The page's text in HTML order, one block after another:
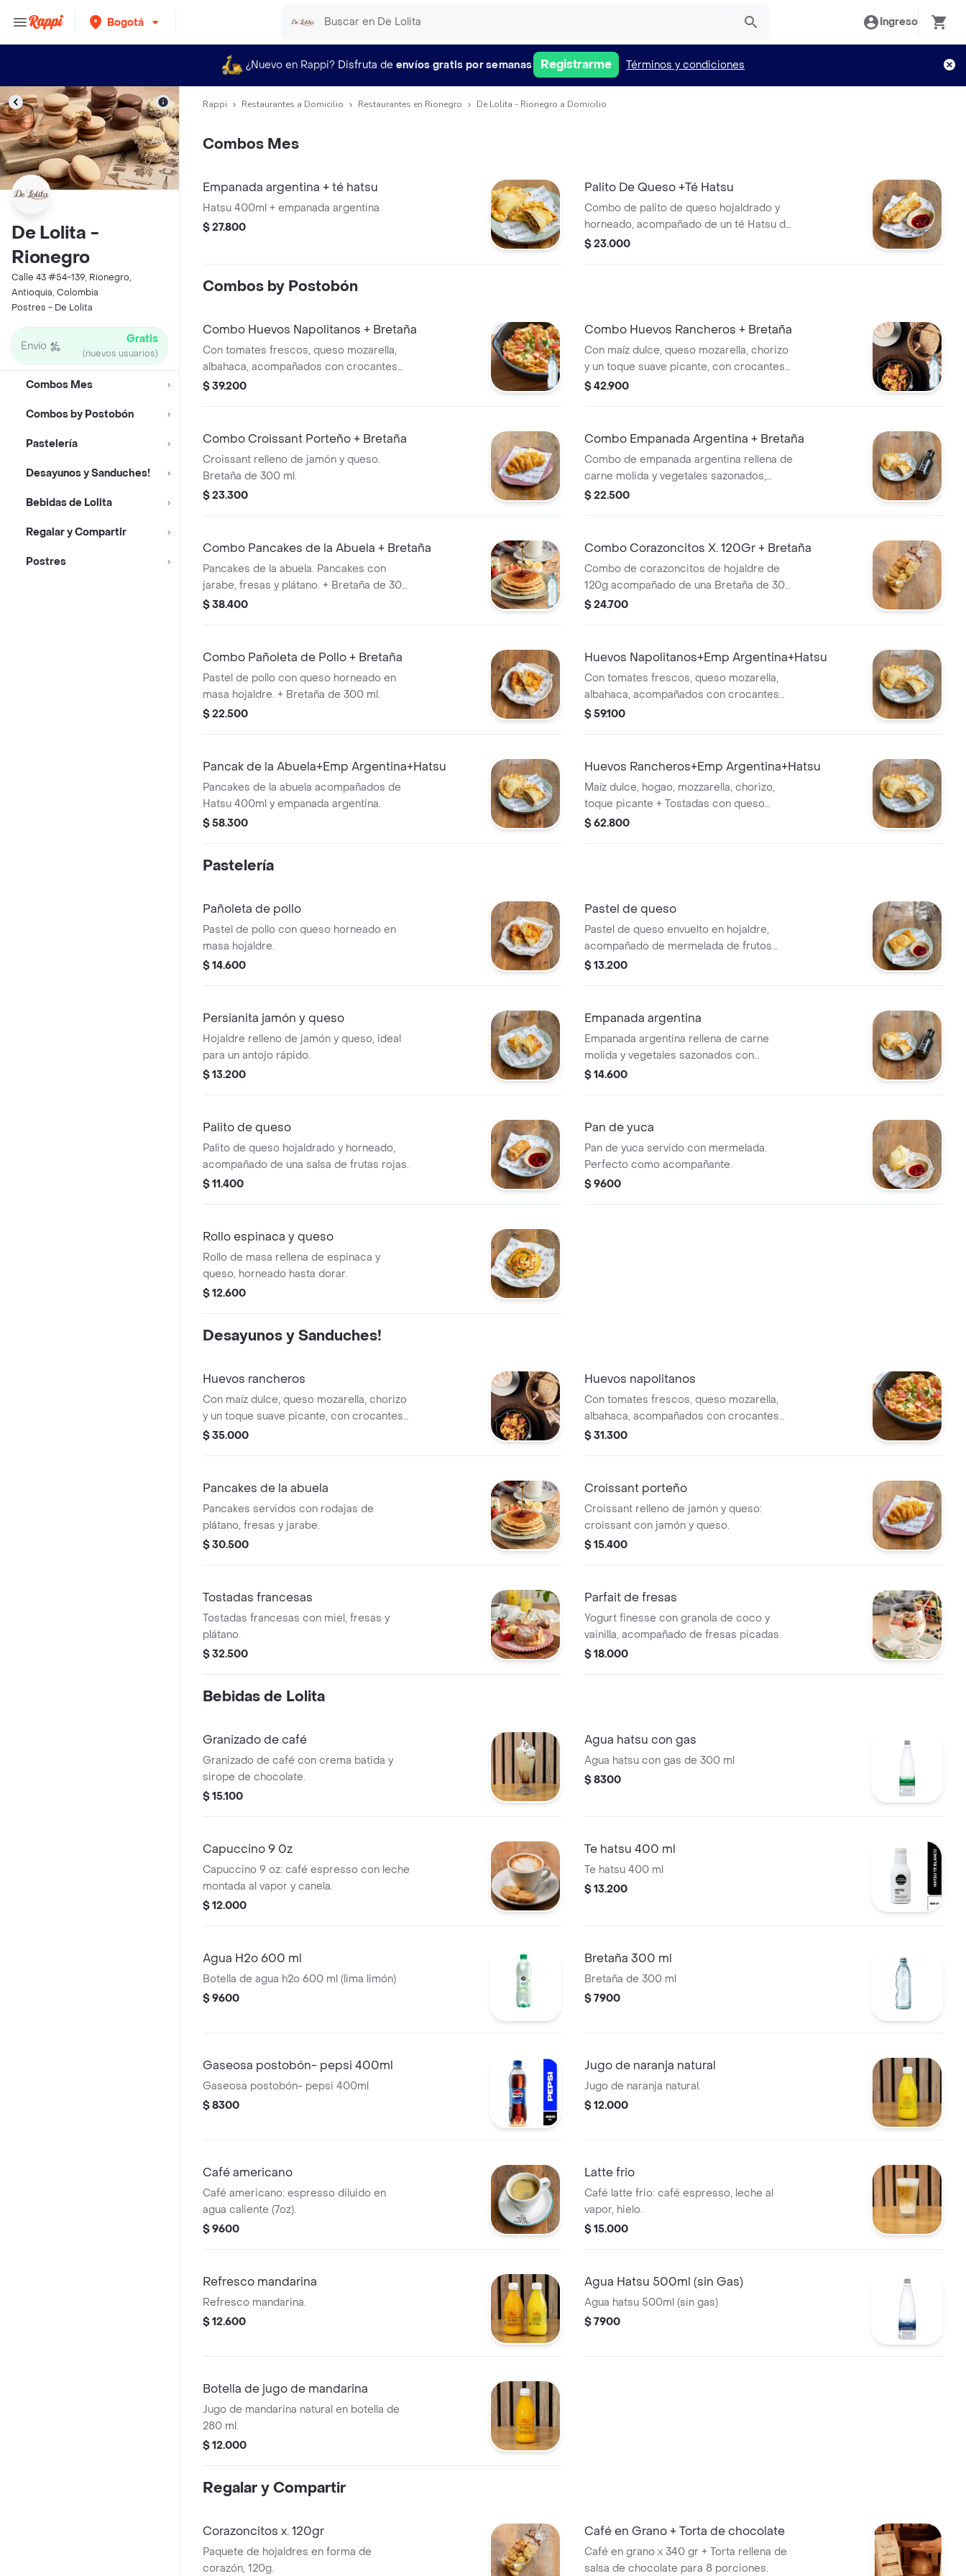
Bogotá Ingreso
¿Nuevo en Rappi? Disfruta de envíos gratis por semanas Registrarme Términos y condiciones
De Lolita -
Rionegro
Calle 43 #54-139, Rionegro,
Antioquia, Colombia
Postres - De Lolita
Envío Gratis
(nuevos usuarios)
Combos Mes
Combos by Postobón
Pastelería
Desayunos y Sanduches!
Bebidas de Lolita
Regalar y Compartir
Postres
Rappi Restaurantes a Domicilio Restaurantes en Rionegro De Lolita - Rionegro a Domicilio
Combos Mes
Empanada argentina + té hatsu
Hatsu 400ml + empanada argentina
$ 27.800
Palito De Queso +Té Hatsu
Combo de palito de queso hojaldrado y
horneado, acompañado de un té Hatsu de
400 ml.
$ 23.000
Combos by Postobón
Combo Huevos Napolitanos + Bretaña
Con tomates frescos, queso mozarella,
albahaca, acompañados con crocantes
tostadas de pan, queso crema y
$ 39.200
Combo Huevos Rancheros + Bretaña
Con maíz dulce, queso mozarella, chorizo
y un toque suave picante, con crocantes
tostadas de pan, queso crema y
$ 42.900
Combo Croissant Porteño + Bretaña
Croissant relleno de jamón y queso.
Bretaña de 300 ml.
$ 23.300
Combo Empanada Argentina + Bretaña
Combo de empanada argentina rellena de
carne molida y vegetales sazonados,
acompañado de una bebida Hatsu tea.
$ 22.500
Combo Pancakes de la Abuela + Bretaña
Pancakes de la abuela. Pancakes con
jarabe, fresas y plátano. + Bretaña de 300
ml.
$ 38.400
Combo Corazoncitos X. 120Gr + Bretaña
Combo de corazoncitos de hojaldre de
120g acompañado de una Bretaña de 300
ml.
$ 24.700
Combo Pañoleta de Pollo + Bretaña
Pastel de pollo con queso horneado en
masa hojaldre. + Bretaña de 300 ml.
$ 22.500
Huevos Napolitanos+Emp Argentina+Hatsu
Con tomates frescos, queso mozarella,
albahaca, acompañados con crocantes
tostadas de pan, queso crema y
$ 59.100
Pancak de la Abuela+Emp Argentina+Hatsu
Pancakes de la abuela acompañados de
Hatsu 400ml y empanada argentina.
$ 58.300
Huevos Rancheros+Emp Argentina+Hatsu
Maíz dulce, hogao, mozzarella, chorizo,
toque picante + Tostadas con queso
crema y mermelada + Hatsu 400ml +
$ 62.800
Pastelería
Pañoleta de pollo
Pastel de pollo con queso horneado en
masa hojaldre.
$ 14.600
Pastel de queso
Pastel de queso envuelto en hojaldre,
acompañado de mermelada de frutos
rojos.
$ 13.200
Persianita jamón y queso
Hojaldre relleno de jamón y queso, ideal
para un antojo rápido.
$ 13.200
Empanada argentina
Empanada argentina rellena de carne
molida y vegetales sazonados con
especias.
$ 14.600
Palito de queso
Palito de queso hojaldrado y horneado,
acompañado de una salsa de frutas rojas.
$ 11.400
Pan de yuca
Pan de yuca servido con mermelada.
Perfecto como acompañante.
$ 9600
Rollo espinaca y queso
Rollo de masa rellena de espinaca y
queso, horneado hasta dorar.
$ 12.600
Desayunos y Sanduches!
Huevos rancheros
Con maíz dulce, queso mozarella, chorizo
y un toque suave picante, con crocantes
tostadas de pan, queso crema y
$ 35.000
Huevos napolitanos
Con tomates frescos, queso mozarella,
albahaca, acompañados con crocantes
tostadas de pan, queso crema y
$ 31.300
Pancakes de la abuela
Pancakes servidos con rodajas de
plátano, fresas y jarabe.
$ 30.500
Croissant porteño
Croissant relleno de jamón y queso:
croissant con jamón y queso.
$ 15.400
Tostadas francesas
Tostadas francesas con miel, fresas y
plátano.
$ 32.500
Parfait de fresas
Yogurt finesse con granola de coco y
vainilla, acompañado de fresas picadas.
$ 18.000
Bebidas de Lolita
Granizado de café
Granizado de café con crema batida y
sirope de chocolate.
$ 15.100
Agua hatsu con gas
Agua hatsu con gas de 300 ml
$ 8300
Capuccino 9 0z
Capuccino 9 oz: café espresso con leche
montada al vapor y canela.
$ 12.000
Te hatsu 400 ml
Te hatsu 400 ml
$ 13.200
Agua H2o 600 ml
Botella de agua h2o 600 ml (lima limón)
$ 9600
Bretaña 300 ml
Bretaña de 300 ml
$ 7900
Gaseosa postobón- pepsi 400ml
Gaseosa postobón- pepsi 400ml
$ 8300
Jugo de naranja natural
Jugo de naranja natural.
$ 12.000
Café americano
Café americano: espresso diluido en
agua caliente (7oz).
$ 9600
Latte frio
Café latte frio: café espresso, leche al
vapor, hielo.
$ 15.000
Refresco mandarina
Refresco mandarina.
$ 12.600
Agua Hatsu 500ml (sin Gas)
Agua hatsu 500ml (sin gas)
$ 7900
Botella de jugo de mandarina
Jugo de mandarina natural en botella de
280 ml.
$ 12.000
Regalar y Compartir
Corazoncitos x. 120gr
Paquete de hojaldres en forma de
corazón, 120g.
Café en Grano + Torta de chocolate
Café en grano x 340 gr + Torta rellena de
salsa de chocolate para 8 porciones.